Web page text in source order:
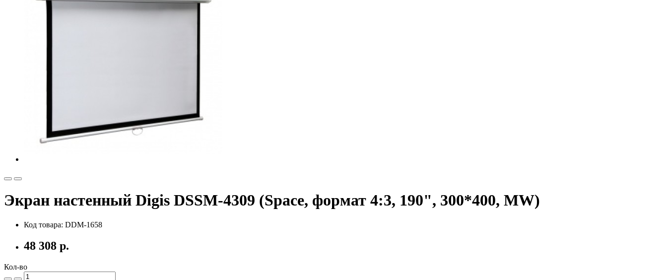
Экран настенный Digis DSSM-4309 (Space, формат 4:3, 190", 300*400, MW)
Код товара: DDM-1658
48 308 р.
Кол-во